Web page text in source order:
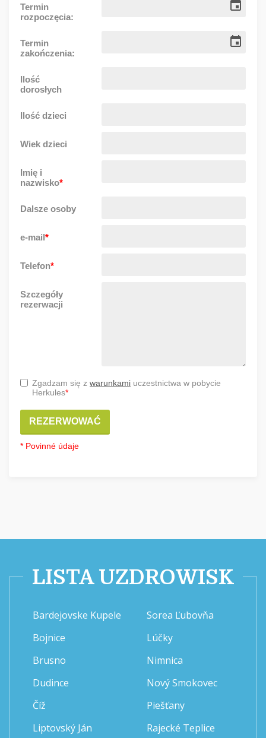
Termin
rozpoczęcia:
Termin
zakończenia:
Ilość
dorosłych
Ilość dzieci
Wiek dzieci
Imię i
nazwisko*
Dalsze osoby
e-mail*
Telefon*
Szczegóły
rezerwacji
Zgadzam się z warunkami uczestnictwa w pobycie
Herkules*
REZERWOWAĆ
* Povinné údaje
LISTA UZDROWISK
Bardejovske Kupele
Bojnice
Brusno
Dudince
Číž
Liptovský Ján
Sorea Ľubovňa
Lúčky
Nimnica
Nový Smokovec
Piešťany
Rajecké Teplice